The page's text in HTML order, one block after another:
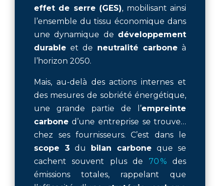
effet de serre (GES), mobilisant ainsi
l’ensemble du tissu économique dans
une dynamique de développement
durable et de neutralité carbone à
l’horizon 2050.
Mais, au-delà des actions internes et
des mesures de sobriété énergétique,
une grande partie de l’empreinte
carbone d’une entreprise se trouve…
chez ses fournisseurs. C’est dans le
scope 3du bilan carbone que se
cachent souvent plus de 70 % des
émissions totales, rappelant que